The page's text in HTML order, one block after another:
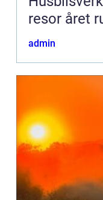
resor året
admin